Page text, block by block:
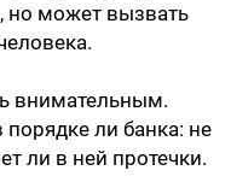
но может вызвать
внимательным.
ли банка: не
ли в ней протечки.